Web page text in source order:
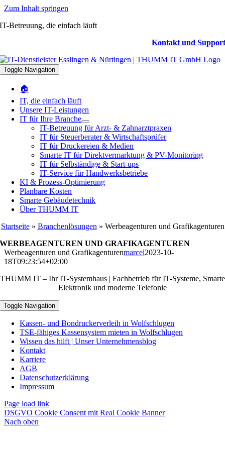
Zum Inhalt springen
IT-Betreuung, die einfach läuft
Kontakt und Support
Toggle Navigation
🏠
IT, die einfach läuft
Unsere IT-Leistungen
IT für Ihre Branche
IT-Betreuung für Arzt- & Zahnarztpraxen
IT für Steuerberater & Wirtschaftsprüfer
IT für Druckereien & Medien
Smarte IT für Direktvermarktung & PV-Monitoring
IT für Selbständige & Start-ups
IT-Service für Handwerksbetriebe
KI & Prozess-Optimierung
Planbare Kosten
Smarte Gebäudetechnik
Über THUMM IT
Startseite» Branchenlösungen » Werbeagenturen und Grafikagenturen
WERBEAGENTUREN UND GRAFIKAGENTUREN
Werbeagenturen und Grafikagenturenmarcel2023-10-
18T09:23:54+02:00
THUMM IT – Ihr IT-Systemhaus | Fachbetrieb für IT-Systeme, Smarte
Elektronik und moderne Telefonie
Toggle Navigation
Kassen- und Bondruckerverleih in Wolfschlugen
TSE‑fähiges Kassensystem mieten in Wolfschlugen
Wissen das hilft | Unser Unternehmensblog
Kontakt
Karriere
AGB
Datenschutzerklärung
Impressum
Page load link
DSGVO Cookie Consent mit Real Cookie Banner
Nach oben